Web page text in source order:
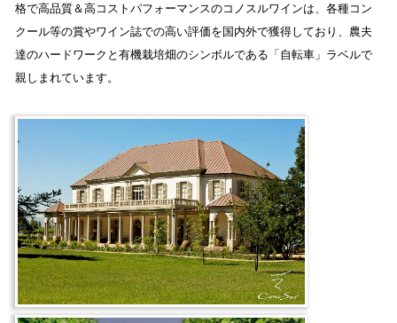
格で高品質＆高コストパフォーマンスのコノスルワインは、各種コン
クール等の賞やワイン誌での高い評価を国内外で獲得しており、農夫
達のハードワークと有機栽培畑のシンボルである「自転車」ラベルで
親しまれています。